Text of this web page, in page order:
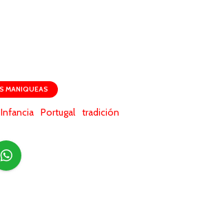
MANIQUEAS
Infancia Portugal tradición